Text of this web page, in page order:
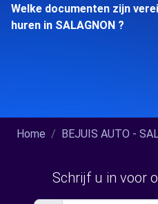
Welke documenten zijn
huren in SALAGNON ?
Home BEJUIS AUTO -
Schrijf u in voor